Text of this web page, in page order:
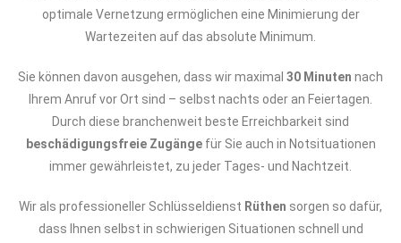
optimale Vernetzung ermöglichen eine Minimierung der
Wartezeiten auf das absolute Minimum.
Sie können davon ausgehen, dass wir maximal 30 Minuten nach
Ihrem Anruf vor Ort sind – selbst nachts oder an Feiertagen.
Durch diese branchenweit beste Erreichbarkeit sind
beschädigungsfreie Zugängefür Sie auch in Notsituationen
immer gewährleistet, zu jeder Tages- und Nachtzeit.
Wir als professioneller Schlüsseldienst Rüthen sorgen so dafür,
dass Ihnen selbst in schwierigen Situationen schnell und